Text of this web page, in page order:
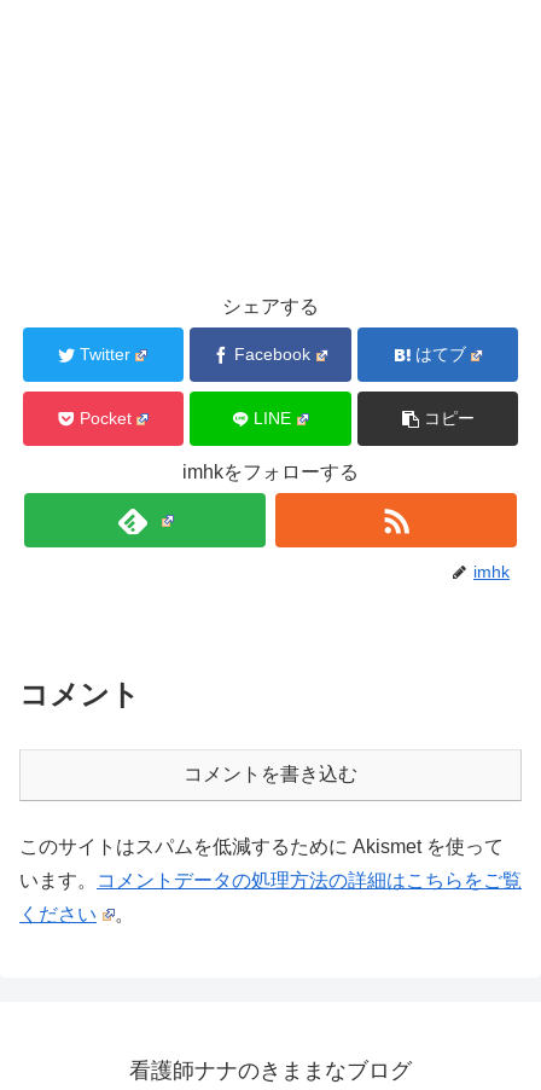
シェアする
Twitter Facebook はてブ
Pocket LINE コピー
imhkをフォローする
imhk
コメント
コメントを書き込む
このサイトはスパムを低減するために Akismet を使って
います。
コメントデータの処理方法の詳細はこちらをご覧
ください
。
看護師ナナのきままなブログ